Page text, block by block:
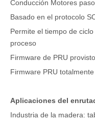
Conducción Motores
Basado en el protocolo
Permite el tiempo de
proceso
Firmware de PRU
Firmware PRU
Aplicaciones del
Industria de la madera: